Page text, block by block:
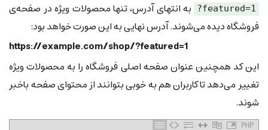
?featured=1
به انتهای آدرس، تنها محصولات ویژه در صفحه‌ی
فروشگاه دیده می‌شوند. آدرس نهایی به این صورت خواهد بود:
https://example.com/shop/?featured=1
این کد همچنین عنوان صفحه اصلی فروشگاه را به محصولات ویژه
تغییر می‌دهد تا کاربران هم به خوبی بتوانند از محتوای صفحه باخبر
شوند.
PHP